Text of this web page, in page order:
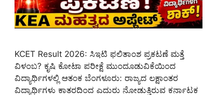
KCET Result 2026: ಸಿಇಟಿ ಫಲಿತಾಂಶ ಪ್ರಕಟಣೆ ಮತ್ತೆ
ವಿಳಂಬ? ಕೃಷಿ ಕೋಟಾ ಪರೀಕ್ಷೆ ಮುಂದೂಡುವಿಕೆಯಿಂದ
ವಿದ್ಯಾರ್ಥಿಗಳಲ್ಲಿ ಆತಂಕ ಬೆಂಗಳೂರು: ರಾಜ್ಯದ ಲಕ್ಷಾಂತರ
ವಿದ್ಯಾರ್ಥಿಗಳು ಕಾತರದಿಂದ ಎದುರು ನೋಡುತ್ತಿರುವ ಕರ್ನಾಟಕ